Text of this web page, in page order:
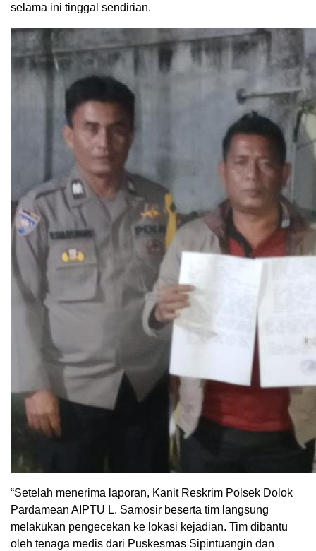
selama ini tinggal sendirian.
“Setelah menerima laporan, Kanit Reskrim Polsek Dolok
Pardamean AIPTU L. Samosir beserta tim langsung
melakukan pengecekan ke lokasi kejadian. Tim dibantu
oleh tenaga medis dari Puskesmas Sipintuangin dan